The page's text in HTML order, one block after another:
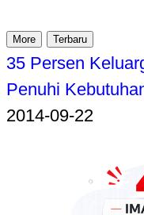
More Terbaru
35 Persen
Penuhi
2014-09-22